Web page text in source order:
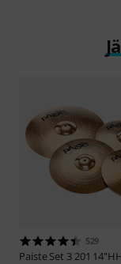
529
PaisteSet 3 201